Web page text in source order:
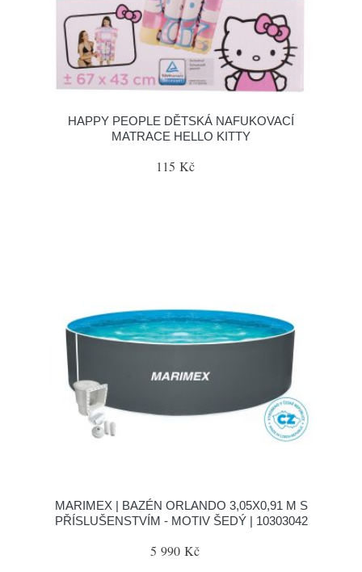
HAPPY PEOPLE DĚTSKÁ NAFUKOVACÍ
MATRACE HELLO KITTY
115 Kč
MARIMEX | BAZÉN ORLANDO 3,05X0,91 M S
PŘÍSLUŠENSTVÍM - MOTIV ŠEDÝ | 10303042
5 990 Kč